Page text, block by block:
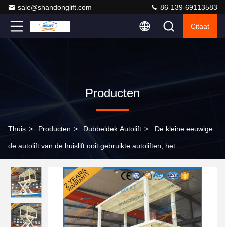
sale@shandonglift.com 86-139-69113583
Citaat
Producten
Thuis > Producten > Dubbeldek Autolift > De kleine eeuwige
de autolift van de huislift ooit gebruikte autoliften, het